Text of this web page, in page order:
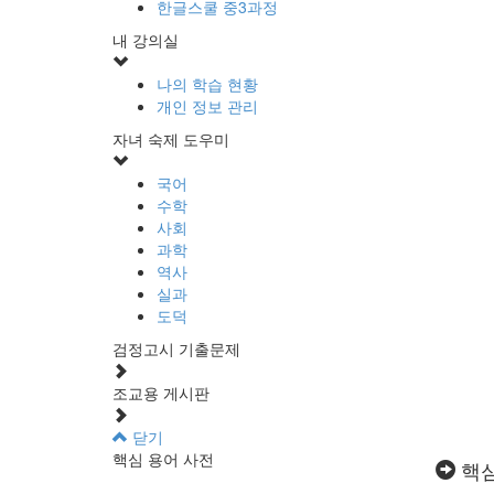
한글스쿨 중3과정
내 강의실
나의 학습 현황
개인 정보 관리
자녀 숙제 도우미
국어
수학
사회
과학
역사
실과
도덕
검정고시 기출문제
조교용 게시판
닫기
핵
핵심 용어 사전